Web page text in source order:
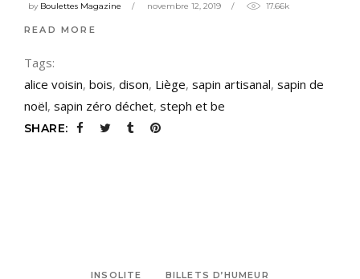
by Boulettes Magazine novembre 12, 2019 17.66k
READ MORE
Tags:
alice voisin, bois, dison, Liège, sapin artisanal, sapin de
noël, sapin zéro déchet, steph et be
SHARE:
INSOLITE BILLETS D’HUMEUR